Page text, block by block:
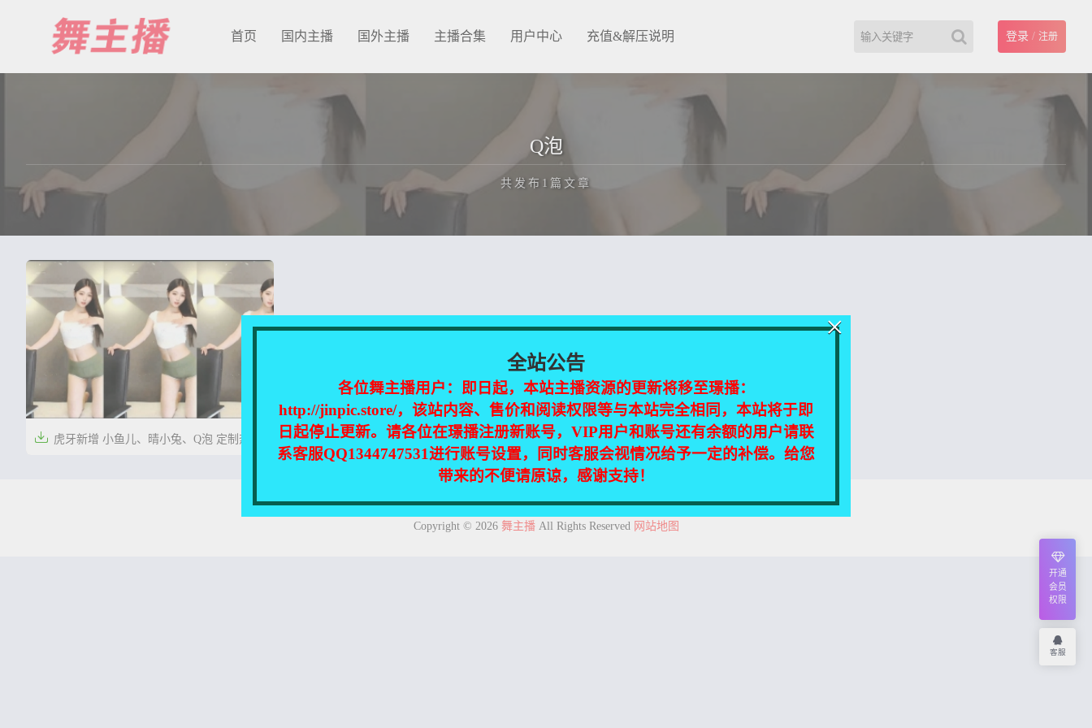
首页 国内主播 国外主播 主播合集 用户中心 充值&解压说明 登录 / 注册
主播合集
用户中心
会员登陆
Q泡
共发布1篇文章
 虎牙新增 小鱼儿、晴小兔、Q泡 定制热舞
本站所有资源均收集自互联网，仅供个人欣赏交流，如不慎侵犯了您的权益，请联系我们，我们将尽快处理！
Copyright © 2026 舞主播All Rights Reserved 网站地图
全站公告
各位舞主播用户：即日起，本站主播资源的更新将移至璟播：
http://jinpic.store/，该站内容、售价和阅读权限等与本站完全相同，本站将于即
日起停止更新。请各位在璟播注册新账号，VIP用户和账号还有余额的用户请联
系客服QQ1344747531进行账号设置，同时客服会视情况给予一定的补偿。给您
带来的不便请原谅，感谢支持！
×
开通
会员
权限
客服